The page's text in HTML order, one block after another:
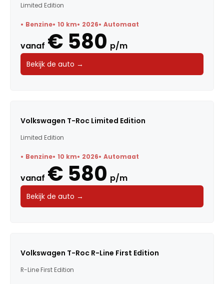
Limited Edition
Benzine 10 km 2026 Automaat
vanaf € 580 p/m
Bekijk de auto →
Volkswagen T-Roc Limited Edition
Limited Edition
Benzine 10 km 2026 Automaat
vanaf € 580 p/m
Bekijk de auto →
Volkswagen T-Roc R-Line First Edition
R-Line First Edition